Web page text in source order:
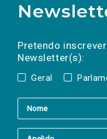
Pretendo
Newsletter(s):
Geral
a(s) newsletter(s).
mail